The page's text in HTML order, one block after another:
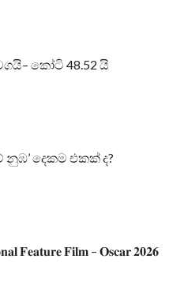
කෝටි 48.52 යි
නුඹ’ දෙකම එකක් ද?
𝐅𝐞𝐚𝐭𝐮𝐫𝐞 𝐅𝐢𝐥𝐦 – 𝐎𝐬𝐜𝐚𝐫 𝟐𝟎𝟐𝟔